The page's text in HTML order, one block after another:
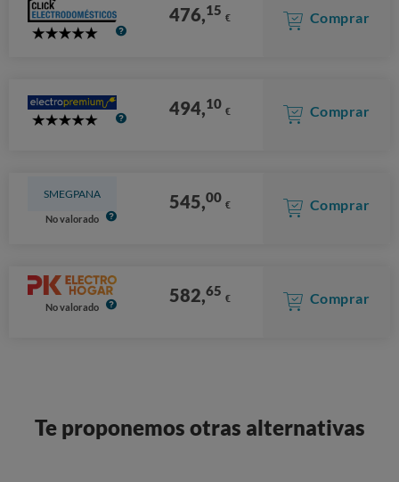
5
476,15 € Comprar
5
494,10 € Comprar
SMEGPANA
No valorado
545,00 € Comprar
No valorado
582,65 € Comprar
Te proponemos otras alternativas